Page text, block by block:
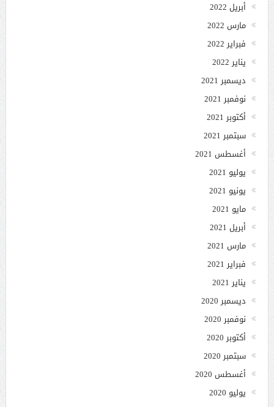
أبريل 2022
مارس 2022
فبراير 2022
يناير 2022
ديسمبر 2021
نوفمبر 2021
أكتوبر 2021
سبتمبر 2021
أغسطس 2021
يوليو 2021
يونيو 2021
مايو 2021
أبريل 2021
مارس 2021
فبراير 2021
يناير 2021
ديسمبر 2020
نوفمبر 2020
أكتوبر 2020
سبتمبر 2020
أغسطس 2020
يوليو 2020